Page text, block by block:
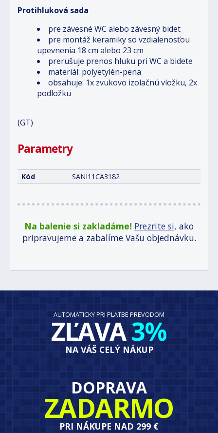
Protihluková sada
pre závesné WC alebo závesný bidet
pre montáž keramiky so vzdialenosťou
upevnenia 18 cm alebo 23 cm
prerušuje prenos hluku pri WC a bidete
materiál: polyetylén-pena
obsahuje: 1x zvukovo izolačnú vložku, 2x
podložku
(GT)
Parametry
Kód SANI11CA3182
Na balenie si zakladáme! Prezrite si, ako
pripravujeme a zabalíme Vašu objednávku.
AUTOMATICKY PRI PLATBE PREVODOM
ZĽAVA3%
NA VÁŠ CELÝ NÁKUP
DOPRAVA
ZADARMO
PRI NÁKUPE NAD 299 €